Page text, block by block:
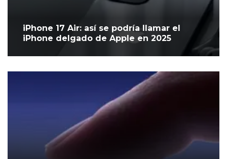
iPhone 17 Air: así se podría llamar el
iPhone delgado de Apple en 2025